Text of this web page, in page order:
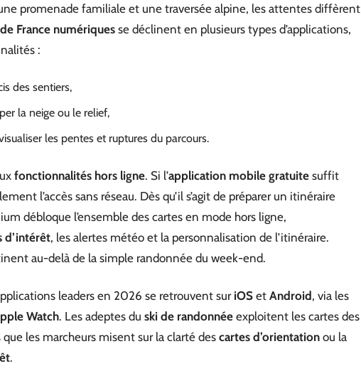
promenade familiale et une traversée alpine, les attentes diffèrent
France numériques se déclinent en plusieurs types d’applications,
:
des sentiers,
la neige ou le relief,
les pentes et ruptures du parcours.
fonctionnalités hors ligne. Si l’application mobile gratuite suffit
l’accès sans réseau. Dès qu’il s’agit de préparer un itinéraire
débloque l’ensemble des cartes en mode hors ligne,
d’intérêt, les alertes météo et la personnalisation de l’itinéraire.
au-delà de la simple randonnée du week-end.
leaders en 2026 se retrouvent sur iOS et Android, via les
Watch. Les adeptes du ski de randonnée exploitent les cartes des
les marcheurs misent sur la clarté des cartes d’orientation ou la
.